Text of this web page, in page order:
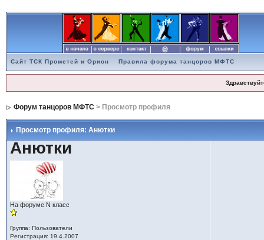
Сайт ТСК Прометей и Орион Правила форума танцоров МФТС
Форум танцоров МФТС> Просмотр профиля
Просмотр профиля: Анютки
Анютки
На форуме N класс
Группа: Пользователи
Регистрация: 19.4.2007